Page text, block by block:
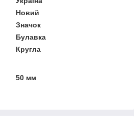
Новий
Значок
Булавка
Кругла
50 мм